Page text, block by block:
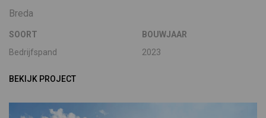
Breda
SOORT
Bedrijfspand
BOUWJAAR
2023
BEKIJK PROJECT